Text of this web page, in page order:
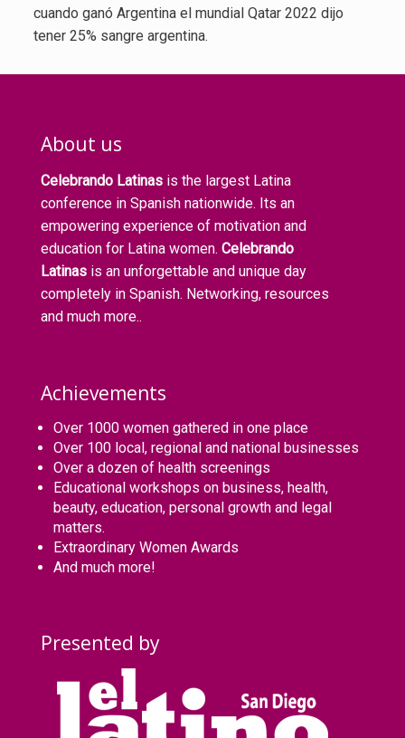
cuando ganó Argentina el mundial Qatar 2022 dijo
tener 25% sangre argentina.
About us
Celebrando Latinas is the largest Latina
conference in Spanish nationwide. Its an
empowering experience of motivation and
education for Latina women. Celebrando
Latinas is an unforgettable and unique day
completely in Spanish. Networking, resources
and much more..
Achievements
Over 1000 women gathered in one place
Over 100 local, regional and national businesses
Over a dozen of health screenings
Educational workshops on business, health,
beauty, education, personal growth and legal
matters.
Extraordinary Women Awards
And much more!
Presented by